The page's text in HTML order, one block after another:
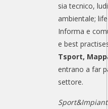
sia tecnico,
ambientale;
Informa e
e best
Tsport,
entrano a far
settore.